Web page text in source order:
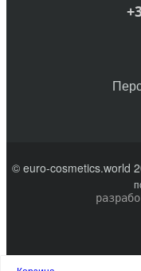
© euro-cosmetics.world